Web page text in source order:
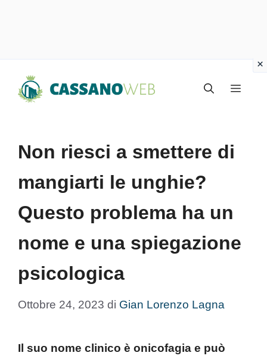
Menu
Non riesci a smettere di
mangiarti le unghie?
Questo problema ha un
nome e una spiegazione
psicologica
Ottobre 24, 2023 di Gian Lorenzo Lagna
Il suo nome clinico è onicofagia e può